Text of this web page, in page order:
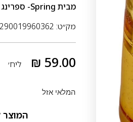
מבית Spring- ספרינג
מק״ט: 7290019960362
₪ 59.00 ליח׳
המלאי אזל
המוצר